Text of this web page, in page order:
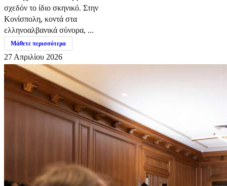
σχεδόν το ίδιο σκηνικό. Στην
Κονίσπολη, κοντά στα
ελληνοαλβανικά σύνορα, ...
Μάθετε περισσότερα
27 Απριλίου 2026